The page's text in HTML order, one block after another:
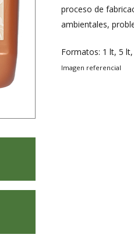
proceso de
ambientales,
Formatos: 1 lt, 5
Imagen referencial